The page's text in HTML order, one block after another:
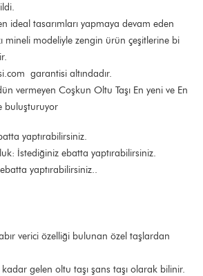
ideal tasarımları yapmaya devam eden
mineli modeliyle zengin ürün çeşitlerine bi
garantisi altındadır.
vermeyen Coşkun Oltu Taşı En yeni ve En
buluşturuyor
yaptırabilirsiniz.
İstediğiniz ebatta yaptırabilirsiniz.
yaptırabilirsiniz..
verici özelliği bulunan özel taşlardan
gelen oltu taşı şans taşı olarak bilinir.